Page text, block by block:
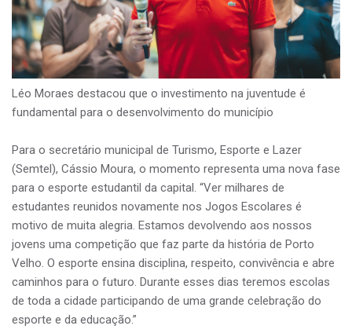
Léo Moraes destacou que o investimento na juventude é
fundamental para o desenvolvimento do município
Para o secretário municipal de Turismo, Esporte e Lazer
(Semtel), Cássio Moura, o momento representa uma nova fase
para o esporte estudantil da capital. “Ver milhares de
estudantes reunidos novamente nos Jogos Escolares é
motivo de muita alegria. Estamos devolvendo aos nossos
jovens uma competição que faz parte da história de Porto
Velho. O esporte ensina disciplina, respeito, convivência e abre
caminhos para o futuro. Durante esses dias teremos escolas
de toda a cidade participando de uma grande celebração do
esporte e da educação.”